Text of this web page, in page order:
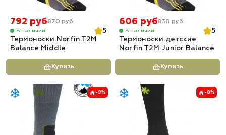
792 руб870 руб
В наличии
5
Термоноски Norfin T2M
Balance Middle
Купить
606 руб830 руб
В наличии
5
Термоноски детские
Norfin T2M Junior Balance
Купить
-9% -8%